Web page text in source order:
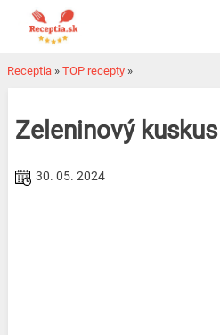
Receptia » TOP recepty »
Zeleninový
30. 05. 2024